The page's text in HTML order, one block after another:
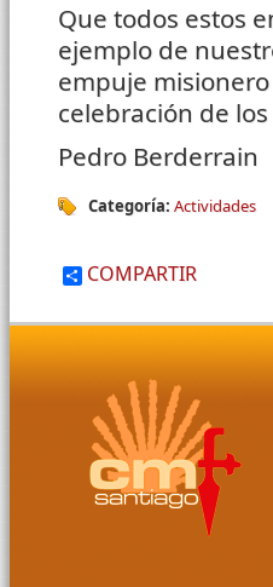
Que todos estos
ejemplo de
empuje
celebración de
Pedro Berderrain
Categoría: Actividades
COMPARTIR